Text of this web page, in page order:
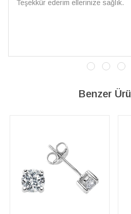
Çarpıcı ve olağanüstü bir
Benzer